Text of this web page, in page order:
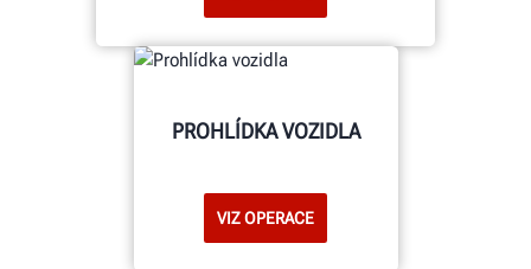
PROHLÍDKA VOZIDLA
VIZ OPERACE